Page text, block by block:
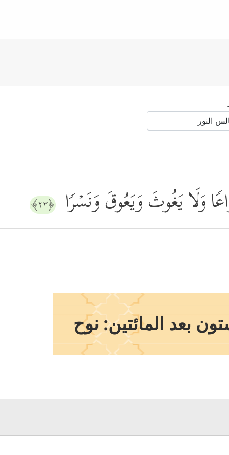
وَلَا یَغُوثَ وَیَعُوقَ وَنَسۡرࣰا ﴿٢٣﴾
بعد المائتين: نوح